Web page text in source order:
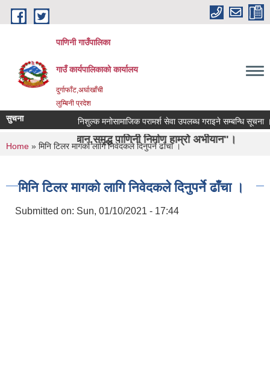
Skip to main content
पाणिनी गाउँपालिका
गाउँ कार्यपालिकाको कार्यालय
दुर्गाफाँट,अर्घाखाँची
लुम्बिनी प्रदेश
पाणिनी निर्माण हाम्रो अभीयान"।
सुचना निशुल्क मनोसामाजिक परामर्श सेवा उपलब्ध गराइने सम्बन्धि सूचना ।
You are here
Home » मिनि टिलर मागको लागि निवेदकले दिनुपर्ने ढाँचा ।
मिनि टिलर मागको लागि निवेदकले दिनुपर्ने ढाँचा ।
Submitted on: Sun, 01/10/2021 - 17:44